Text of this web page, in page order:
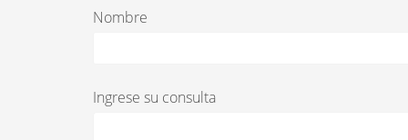
Nombre
Ingrese su consulta